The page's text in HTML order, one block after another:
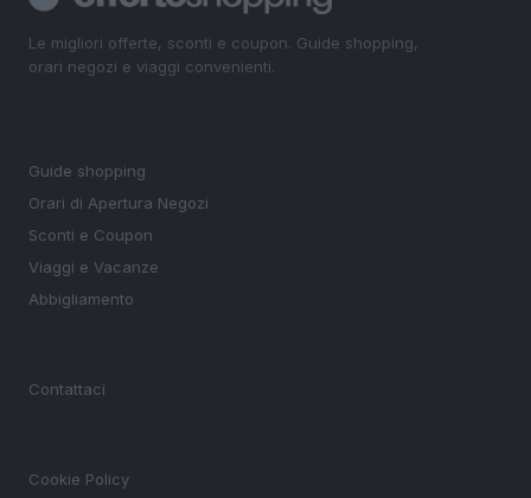
Le migliori offerte, sconti e coupon. Guide shopping,
orari negozi e viaggi convenienti.
Guide shopping
Orari di Apertura Negozi
Sconti e Coupon
Viaggi e Vacanze
Abbigliamento
Contattaci
Cookie Policy